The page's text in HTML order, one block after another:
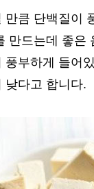
큼 단백질이
만드는데 좋
부하게 들어
낮다고 합니다.